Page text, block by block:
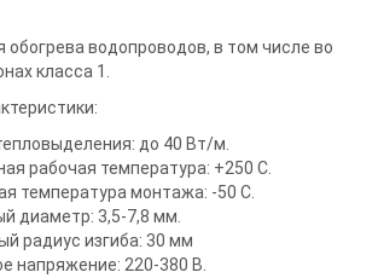
обогрева водопроводов, в том числе во
класса 1.
до 40 Вт/м.
рабочая температура: +250 С.
температура монтажа: -50 С.
диаметр: 3,5-7,8 мм.
радиус изгиба: 30 мм
напряжение: 220-380 В.